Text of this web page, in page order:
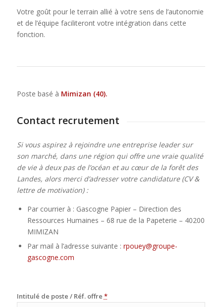
Votre goût pour le terrain allié à votre sens de l’autonomie
et de l’équipe faciliteront votre intégration dans cette
fonction.
Poste basé à Mimizan (40).
Contact recrutement
Si vous aspirez à rejoindre une entreprise leader sur
son marché, dans une région qui offre une vraie qualité
de vie à deux pas de l’océan et au cœur de la forêt des
Landes, alors merci d’adresser votre candidature (CV &
lettre de motivation) :
Par courrier à : Gascogne Papier – Direction des
Ressources Humaines – 68 rue de la Papeterie – 40200
MIMIZAN
Par mail à l’adresse suivante : rpouey@groupe-
gascogne.com
Intitulé de poste / Réf. offre *